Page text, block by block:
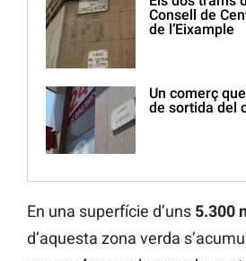
Consell de
de l’Eixample
Un comerç
de sortida del
En una superfície d’uns 5.300
d’aquesta zona verda